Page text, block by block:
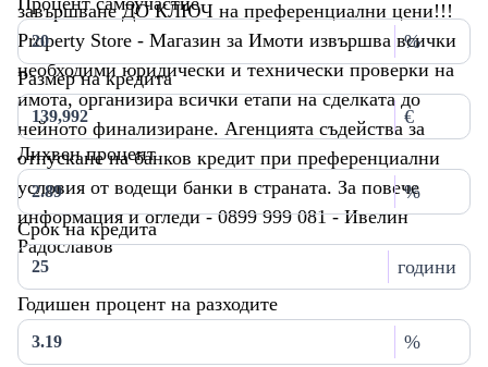
завършване ДО КЛЮЧ на преференциални цени!!!
Property Store - Магазин за Имоти извършва всички
необходими юридически и технически проверки на
имота, организира всички етапи на сделката до
нейното финализиране. Агенцията съдейства за
отпускане на банков кредит при преференциални
условия от водещи банки в страната. За повече
информация и огледи - 0899 999 081 - Ивелин
Радославов
%
Размер на кредита
€
Лихвен процент
%
Срок на кредита
години
Годишен процент на разходите
%